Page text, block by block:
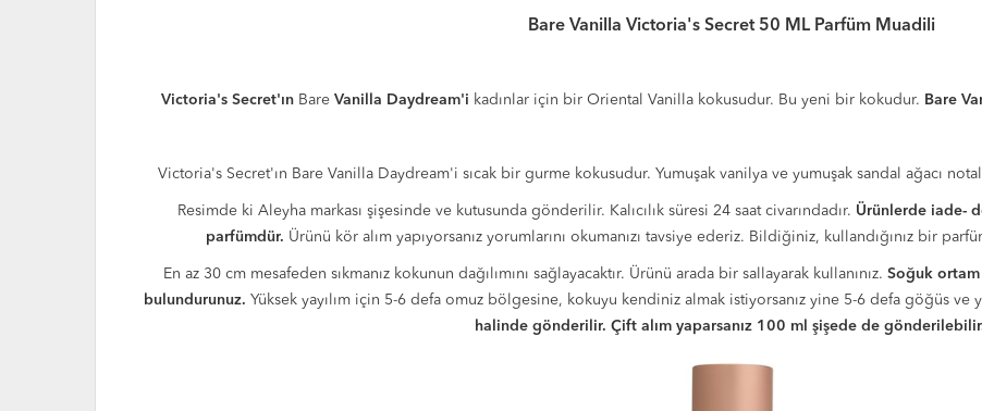
Bare Vanilla Victoria's Secret 50 ML Parfüm Muadili
Victoria's Secret'ın Bare Vanilla Daydream'i kadınlar için bir Oriental Vanilla kokusudur. Bu yeni bir kokudur. Bare
Victoria's Secret'ın Bare Vanilla Daydream'i sıcak bir gurme kokusudur. Yumuşak vanilya ve yumuşak sandal ağacı
Resimde ki Aleyha markası şişesinde ve kutusunda gönderilir. Kalıcılık süresi 24 saat civarındadır. Ürünlerde iade-
parfümdür. Ürünü kör alım yapıyorsanız yorumlarını okumanızı tavsiye ederiz. Bildiğiniz, kullandığınız bir
En az 30 cm mesafeden sıkmanız kokunun dağılımını sağlayacaktır. Ürünü arada bir sallayarak kullanınız. Soğuk ortam
bulundurunuz. Yüksek yayılım için 5-6 defa omuz bölgesine, kokuyu kendiniz almak istiyorsanız yine 5-6 defa göğüs ve
halinde gönderilir. Çift alım yaparsanız 100 ml şişede de